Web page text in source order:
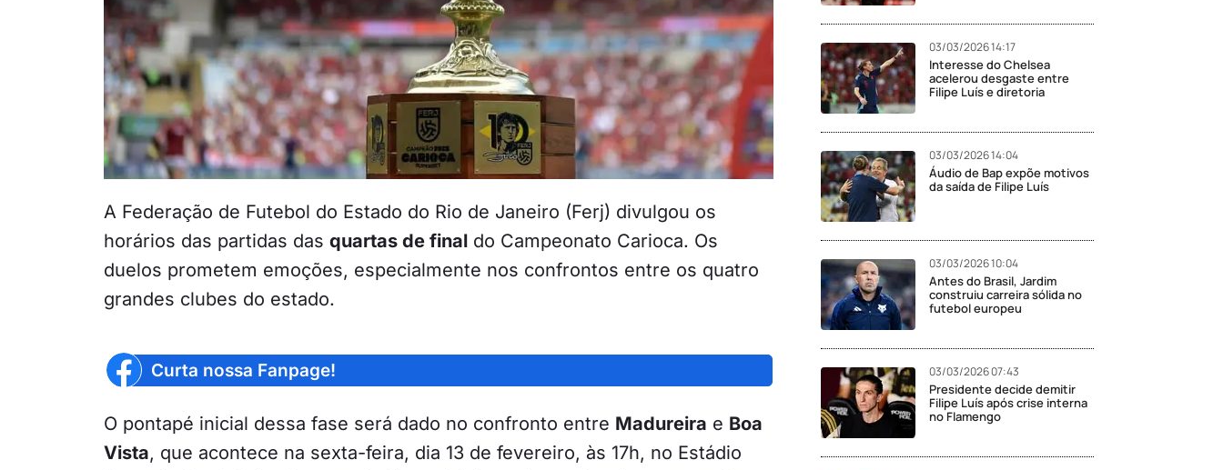
A Federação de Futebol do Estado do Rio de Janeiro (Ferj) divulgou os
horários das partidas das quartas de final do Campeonato Carioca. Os
duelos prometem emoções, especialmente nos confrontos entre os quatro
grandes clubes do estado.
Curta nossa Fanpage!
O pontapé inicial dessa fase será dado no confronto entre Madureira e Boa
Vista, que acontece na sexta-feira, dia 13 de fevereiro, às 17h, no Estádio
03/03/2026 14:17
Interesse do Chelsea
acelerou desgaste entre
Filipe Luís e diretoria
03/03/2026 14:04
Áudio de Bap expõe motivos
da saída de Filipe Luís
03/03/2026 10:04
Antes do Brasil, Jardim
construiu carreira sólida no
futebol europeu
03/03/2026 07:43
Presidente decide demitir
Filipe Luís após crise interna
no Flamengo